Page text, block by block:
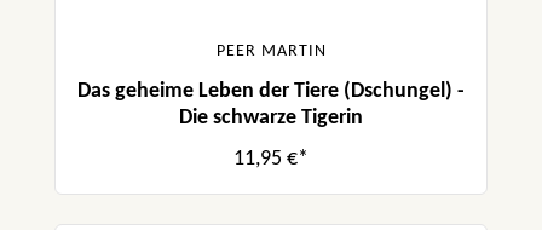
PEER MARTIN
Das geheime Leben der Tiere (Dschungel) -
Die schwarze Tigerin
11,95 €*